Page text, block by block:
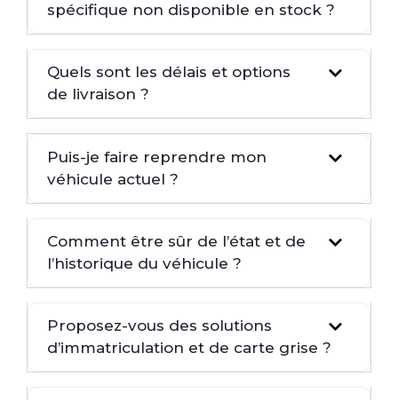
spécifique non disponible en stock ?
Quels sont les délais et options
de livraison ?
Puis-je faire reprendre mon
véhicule actuel ?
Comment être sûr de l’état et de
l’historique du véhicule ?
Proposez-vous des solutions
d’immatriculation et de carte grise ?